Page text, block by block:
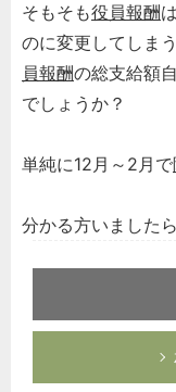
そもそも役員報酬
のに変更してしまう
員報酬の総支給額
でしょうか？
単純に12月～2月で
分かる方いました